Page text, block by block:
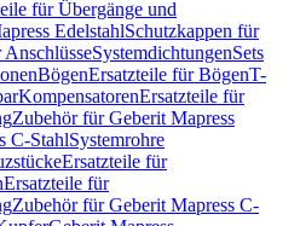
für Übergänge und
EdelstahlSchutzkappen für
SystemdichtungenSets
BögenErsatzteile für BögenT-
KompensatorenErsatzteile für
Zubehör für Geberit Mapress
C-StahlSystemrohre
Ersatzteile für
Ersatzteile für
Zubehör für Geberit Mapress C-